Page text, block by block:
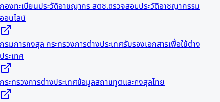
กองทะเบียนประวัติอาชญากร สตช.ตรวจสอบประวัติอาชญากรรม
ออนไลน์
กรมการกงสุล กระทรวงการต่างประเทศรับรองเอกสารเพื่อใช้ต่าง
ประเทศ
กระทรวงการต่างประเทศข้อมูลสถานทูตและกงสุลไทย